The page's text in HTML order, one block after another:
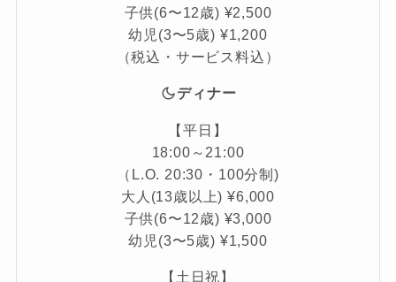
子供(6〜12歳) ¥2,500
幼児(3〜5歳) ¥1,200
（税込・サービス料込）
ディナー
【平日】
18:00～21:00
（L.O. 20:30・100分制)
大人(13歳以上) ¥6,000
子供(6〜12歳) ¥3,000
幼児(3〜5歳) ¥1,500
【土日祝】